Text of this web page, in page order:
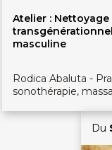
Atelier : Nettoyage
masculine
Rodica Abaluta -
sonothérapie,
Du